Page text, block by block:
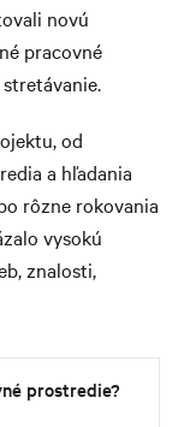
novú
pracovné
od
a hľadania
rôzne rokovania
vysokú
znalosti,
prostredie?